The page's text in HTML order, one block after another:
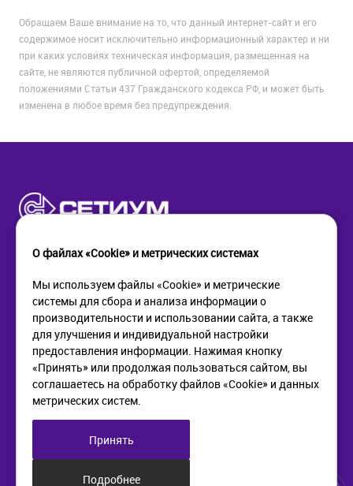
Обращаем Ваше внимание на то, что данный интернет-сайт и его
содержимое носит исключительно информационный характер и ни
при каких условиях техническая информация, размещенная на
сайте, не являются публичной офертой, определяемой
положениями Статьи 437 Гражданского кодекса РФ, и может быть
изменена в любое время без предупреждения.
КОМПАНИЯ
О компании
Новости
Контакты
ПОМОЩЬ
Как купить
Доставка
Возврат
ИНФОРМАЦИЯ
Политика в отношении
обработки персональных
web@setium.ru
Малый пр. П.С., д 84-86
О файлах «Cookie» и метрических системах
Мы используем файлы «Cookie» и метрические
системы для сбора и анализа информации о
производительности и использовании сайта, а также
для улучшения и индивидуальной настройки
предоставления информации. Нажимая кнопку
«Принять» или продолжая пользоваться сайтом, вы
соглашаетесь на обработку файлов «Cookie» и данных
метрических систем.
Принять
Подробнее